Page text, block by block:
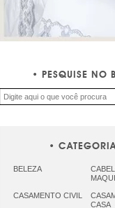
PESQUISE NO
BELEZA
CASAMENTO CIVIL
CASA